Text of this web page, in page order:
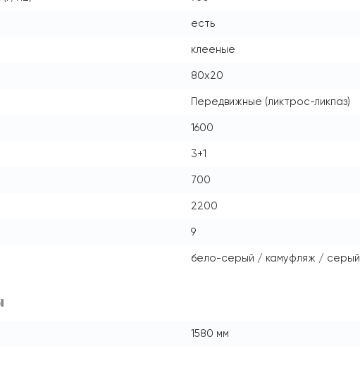
есть
клееные
80x20
Передвижные (ликтрос-ликпаз)
1600
3+1
700
2200
9
бело-серый / камуфляж / серый
1580 мм